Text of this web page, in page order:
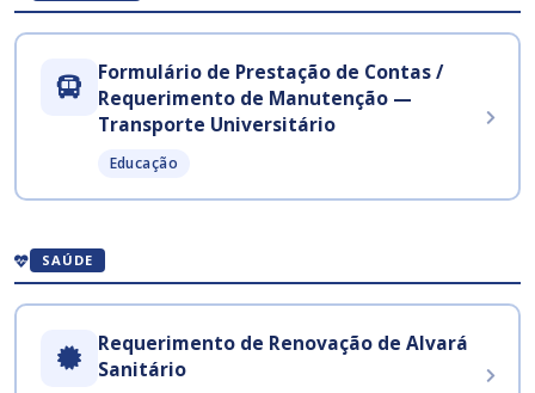
Formulário de Prestação de Contas /
Requerimento de Manutenção —
Transporte Universitário
Educação
SAÚDE
Requerimento de Renovação de Alvará
Sanitário